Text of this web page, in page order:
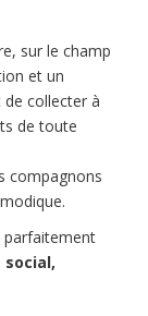
sur le champ
et un
de collecter à
de toute
compagnons
parfaitement
social,